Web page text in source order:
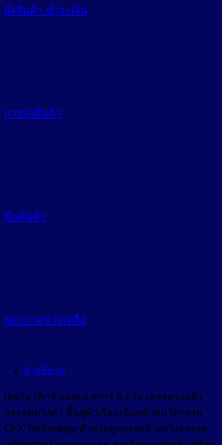
สั่งสินค้า ชำระเงิน
การส่งสินค้า
คืนสินค้า
สอบถามช่วยเหลือ
คำอธิบาย
เดอร์มาติกซ์ แอคเน่ สการ์ 5 กรัม เจลลดรอยสิว
และจุดด่างดำ ฟื้นฟูผิวเรียบเนียนด้วยนวัตกรรม
CPX Technology ตัวช่วยดูแลรอยสิวอย่างตรงจุด